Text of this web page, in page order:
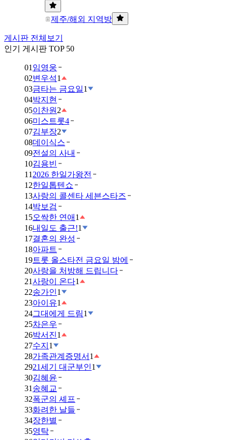
제주/해외 지역방
게시판 전체보기
인기 게시판 TOP 50
01 임영웅
02변우석1
03금타는 금요일1
04박지현
05이찬원 2
06미스트롯4
07김부장2
08데이식스
09전설의 사내
10김용빈
11 2026 한일가왕전
12한일톱텐쇼
13사랑의 콜센타 세븐스타즈
14박보검
15오싹한 연애 1
16내일도 출근!1
17결혼의 완성
18아파트
19트롯 올스타전 금요일 밤에
20사랑을 처방해 드립니다
21사랑이 온다1
22송가인1
23아이유1
24그대에게 드림1
25차은우
26박서진1
27수지 1
28가족관계증명서 1
2921세기 대군부인1
30김혜윤
31 송혜교
32폭군의 셰프
33화려한 날들
34장한별
35영탁